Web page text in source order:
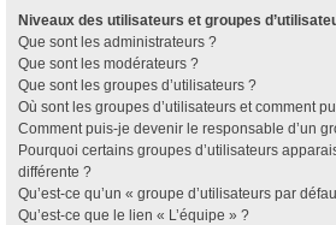
Niveaux des utilisateurs et groupes
Que sont les administrateurs ?
Que sont les modérateurs ?
Que sont les groupes d’utilisateurs ?
Où sont les groupes d’utilisateurs et comment
Comment puis-je devenir le responsable d’un
Pourquoi certains groupes d’utilisateurs
différente ?
Qu’est-ce qu’un « groupe d’utilisateurs par
Qu’est-ce que le lien « L’équipe » ?